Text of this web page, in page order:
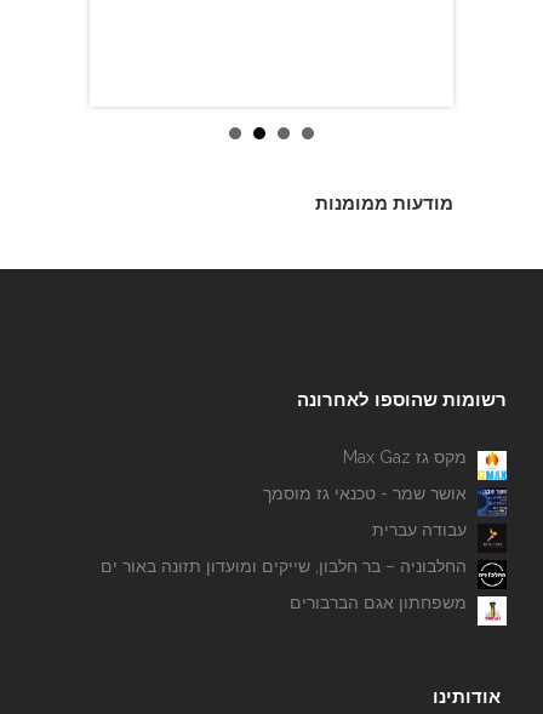
מודעות ממומנות
רשומות שהוספו לאחרונה
מקס גז Max Gaz
אושר שמר - טכנאי גז מוסמך
עבודה עברית
החלבוניה – בר חלבון, שייקים ומועדון תזונה באור ים
משפחתון אגם הברבורים
אודותינו